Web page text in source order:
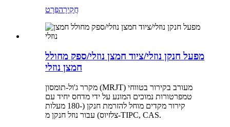
חֲקִירָהפְּרָט
מפעל חנקן נוזלי/ציוד חמצן נוזלי/ספק מחולל
חמצן נוזלי
מקרר ג'ול-תומסון (MRJT) מעורב בקירור בטווחי
טמפרטורות נמוכים המונע על ידי מדחס יחיד עם
קירור מקדים מוחל להזרמת חנקן (-180 מעלות
צלזיוס) עבור נוזל חנקן מ-TIPC, CAS.